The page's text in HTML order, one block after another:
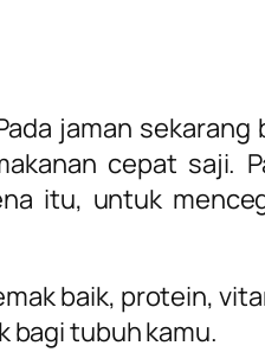
jaman sekarang
cepat saji.
itu, untuk
baik, protein,
bagi tubuh kamu.